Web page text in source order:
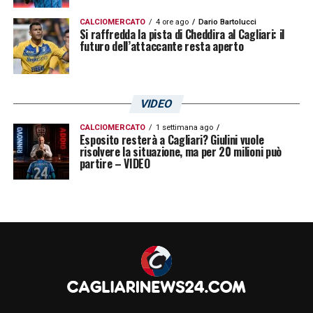
CALCIOMERCATO 4 ore ago Dario Bartolucci
Si raffredda la pista di Cheddira al Cagliari: il
futuro dell’attaccante resta aperto
VIDEO
CALCIOMERCATO 1 settimana ago
Esposito resterà a Cagliari? Giulini vuole
risolvere la situazione, ma per 20 milioni può
partire – VIDEO